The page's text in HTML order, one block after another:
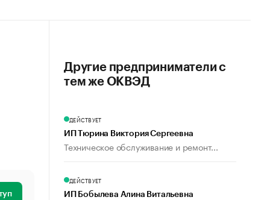
Другие предприниматели с
тем же ОКВЭД
ДЕЙСТВУЕТ
ИП Тюрина Виктория Сергеевна
Техническое обслуживание и ремонт...
ДЕЙСТВУЕТ
ИП Бобылева Алина Витальевна